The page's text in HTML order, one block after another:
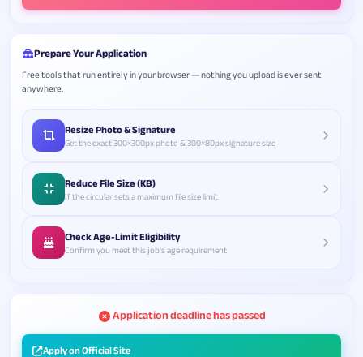
Prepare Your Application
Free tools that run entirely in your browser — nothing you upload is ever sent
anywhere.
Resize Photo & Signature
Get the exact 300×300px photo & 300×80px signature size
Reduce File Size (KB)
If the circular sets a maximum file size limit
Check Age-Limit Eligibility
Confirm you meet this job's age requirement
Application deadline has passed
Apply on Official Site